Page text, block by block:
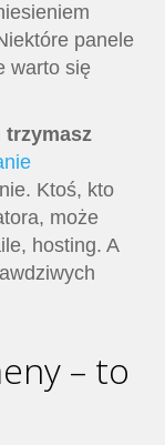
panele
warto się
trzymasz
Ktoś, kto
może
hosting. A
– to